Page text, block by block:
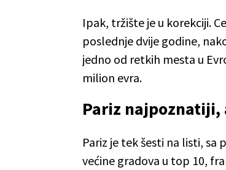
Ipak, tržište je u korekciji.
poslednje dvije godine,
jedno od retkih mesta u
milion evra.
Pariz
Pariz je tek šesti na listi, sa
većine gradova u top 10,